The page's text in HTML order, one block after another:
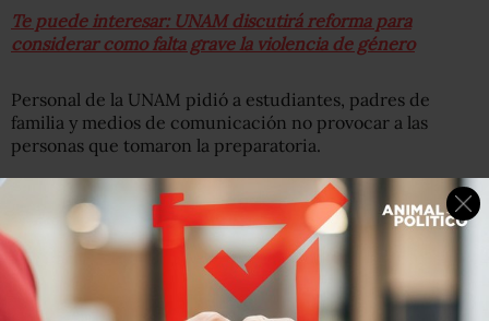
Te puede interesar: UNAM discutirá reforma para
considerar como falta grave la violencia de género
Personal de la UNAM pidió a estudiantes, padres de
familia y medios de comunicación no provocar a las
personas que tomaron la preparatoria.